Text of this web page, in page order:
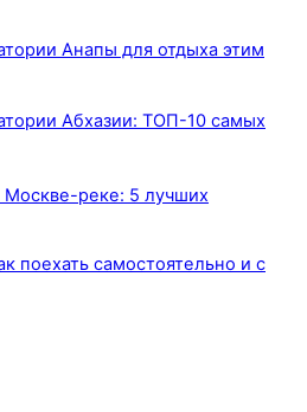
Анапы для отдыха этим
Абхазии: ТОП-10 самых
Москве-реке: 5 лучших
поехать самостоятельно и с